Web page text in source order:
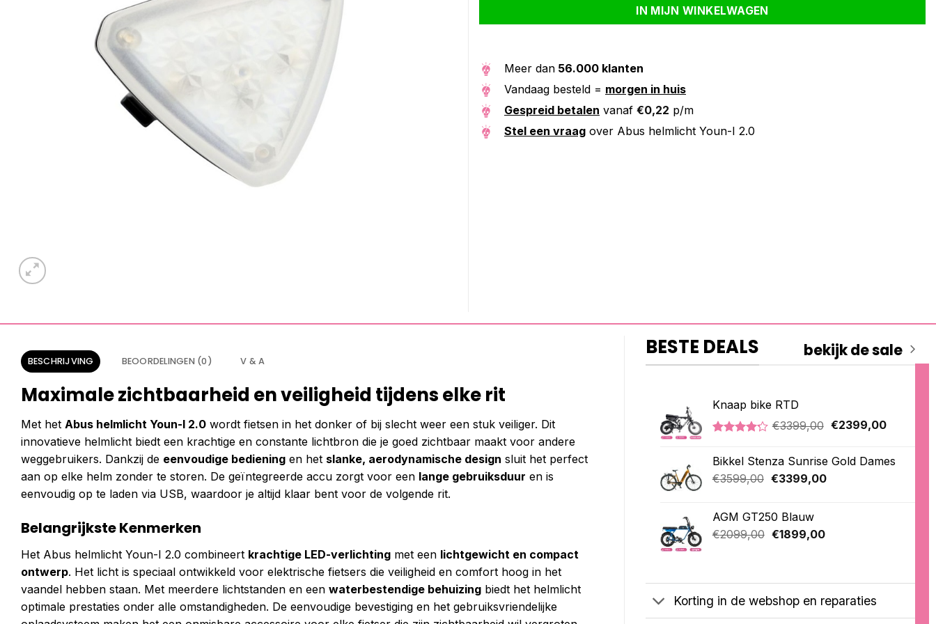
IN MIJN WINKELWAGEN
Meer dan 56.000 klanten
Vandaag besteld = morgen in huis
Gespreid betalen vanaf €0,22 p/m
Stel een vraag over Abus helmlicht Youn-I 2.0
BESCHRIJVING BEOORDELINGEN (0) V & A
Maximale zichtbaarheid en veiligheid tijdens elke rit
Met het Abus helmlicht Youn-I 2.0 wordt fietsen in het donker of bij slecht weer een stuk veiliger. Dit
innovatieve helmlicht biedt een krachtige en constante lichtbron die je goed zichtbaar maakt voor andere
weggebruikers. Dankzij de eenvoudige bediening en het slanke, aerodynamische design sluit het perfect
aan op elke helm zonder te storen. De geïntegreerde accu zorgt voor een lange gebruiksduur en is
eenvoudig op te laden via USB, waardoor je altijd klaar bent voor de volgende rit.
Belangrijkste Kenmerken
Het Abus helmlicht Youn-I 2.0 combineert krachtige LED-verlichting met een lichtgewicht en compact
ontwerp. Het licht is speciaal ontwikkeld voor elektrische fietsers die veiligheid en comfort hoog in het
vaandel hebben staan. Met meerdere lichtstanden en een waterbestendige behuizing biedt het helmlicht
optimale prestaties onder alle omstandigheden. De eenvoudige bevestiging en het gebruiksvriendelijke
BESTE DEALS bekijk de sale
Knaap bike RTD
4.20 op 5
gebaseerd
op
klantbeoordelingen
€3399,00 Oorspronkelijke
€3399,00.
€2399,00Huidige
Bikkel Stenza Sunrise Gold Dames
€3599,00 Oorspronkelijke
€3599,00.
€3399,00Huidige
AGM GT250 Blauw
€2099,00 Oorspronkelijke
€1899,00Huidige
Korting in de webshop en reparaties